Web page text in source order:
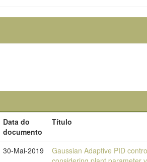
Data do
documento
Título
30-Mai-2019
Gaussian Adaptive PID